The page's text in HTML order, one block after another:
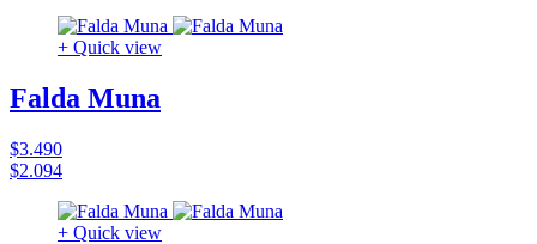
+ Quick view
Falda Muna
$3.490
$2.094
+ Quick view